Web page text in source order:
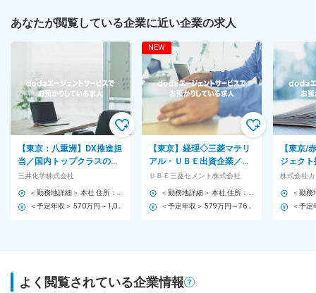
あなたが閲覧している企業に近い企業の求人
【東京：八重洲】DX推進担
当／国内トップクラスの総
合化学メーカー／土日祝休
み・フレックス
三井化学株式会社
NEW
【東京】経理◇三菱マテリ
アル・ＵＢＥ出資企業／海
外グループ会社の業績管
理・分析／将来的に米国駐
在◇
ＵＢＥ三菱セメント株式会社
【東京/
ジェク
東証プラ
カー/研
株式会社
よく閲覧されている企業情報